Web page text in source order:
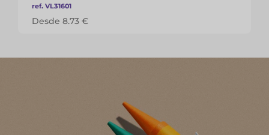
ref. VL31601
Desde 8.73 €